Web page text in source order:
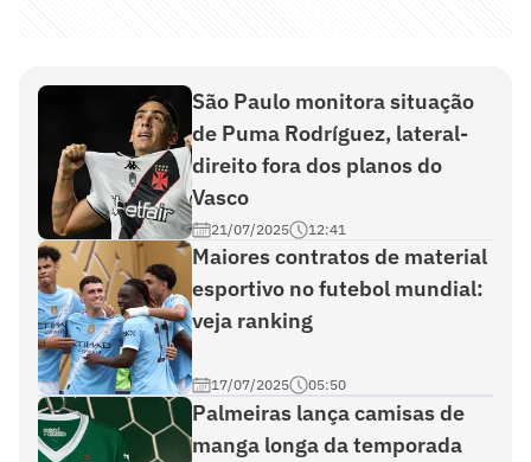
São Paulo monitora situação
de Puma Rodríguez, lateral-
direito fora dos planos do
Vasco
21/07/2025 12:41
Maiores contratos de material
esportivo no futebol mundial:
veja ranking
17/07/2025 05:50
Palmeiras lança camisas de
manga longa da temporada